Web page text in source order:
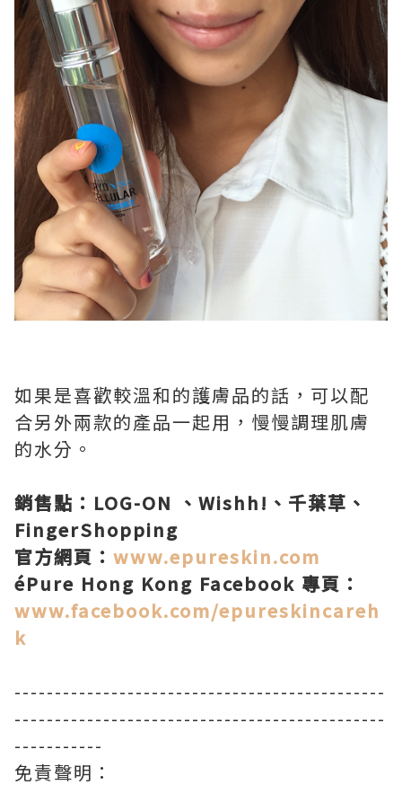
如果是喜歡較溫和的護膚品的話，可以配
合另外兩款的產品一起用，慢慢調理肌膚
的水分。
銷售點：LOG-ON 、Wishh!、千葉草、
FingerShopping
官方網頁： www.epureskin.com
éPure Hong Kong Facebook 專頁：
www.facebook.com/epureskincareh
k
----------------------------------------------
----------------------------------------------
-----------
免責聲明：